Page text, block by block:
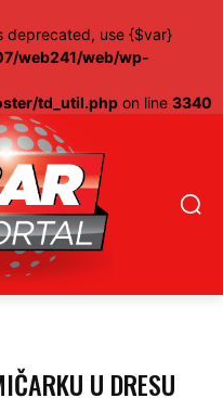
deprecated, use {$var}
web241/web/wp-
td_util.php on line 3340
U DRESU